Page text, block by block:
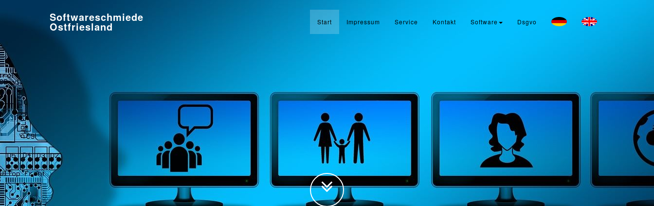
Softwareschmiede
Ostfriesland Start Impressum Service Kontakt Software Dsgvo